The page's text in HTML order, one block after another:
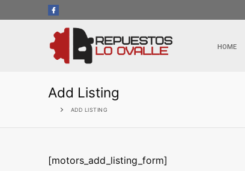
HOME
Add Listing
ADD LISTING
[motors_add_listing_form]